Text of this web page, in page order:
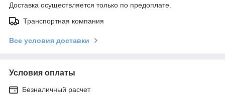
Доставка осуществляется только по предоплате.
Транспортная компания
Все условия доставки
Условия оплаты
Безналичный расчет